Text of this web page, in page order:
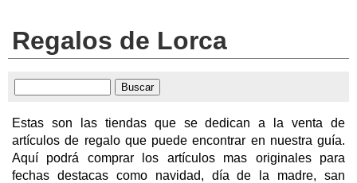
Regalos de Lorca
Estas son las tiendas que se dedican a la venta de
artículos de regalo que puede encontrar en nuestra guía.
Aquí podrá comprar los artículos mas originales para
fechas destacas como navidad, día de la madre, san